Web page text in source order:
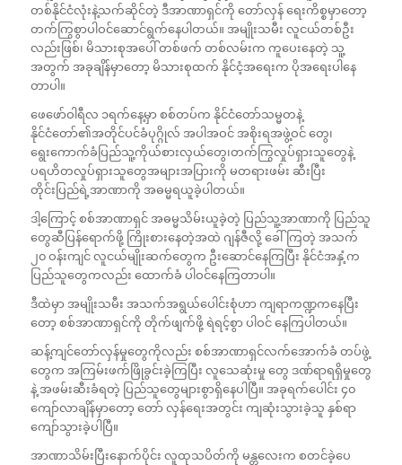
တစ်နိုင်ငံလုံးနဲ့သက်ဆိုင်တဲ့ ဒီအာဏာရှင်ကို တော်လှန် ရေးကိစ္စမှာတော့
တက်ကြွစွာပါဝင်ဆောင်ရွက်နေပါတယ်။ အမျိုးသမီး လူငယ်တစ်ဦး
လည်းဖြစ်၊ မိသားစုအပေါ် တစ်ဖက် တစ်လမ်းက ကူပေးနေတဲ့ သူ့
အတွက် အခုချိန်မှာတော့ မိသားစုထက် နိုင်ငံ့အရေးက ပိုအရေးပါနေ
တာပါ။
ဖေဖော်ဝါရီလ ၁ရက်နေ့မှာ စစ်တပ်က နိုင်ငံတော်သမ္မတနဲ့
နိုင်ငံတော်၏အတိုင်ပင်ခံပုဂ္ဂိုလ် အပါအဝင် အစိုးရအဖွဲ့ဝင် တွေ၊
ရွေးကောက်ခံပြည်သူ့ကိုယ်စားလှယ်တွေ၊တက်ကြွလှုပ်ရှားသူတွေနဲ့
ပရဟိတလှုပ်ရှားသူတွေအများအပြားကို မတရားဖမ်း ဆီးပြီး
တိုင်းပြည်ရဲ့အာဏာကို အဓမ္မရယူခဲ့ပါတယ်။
ဒါ့ကြောင့် စစ်အာဏာရှင် အဓမ္မသိမ်းယူခဲ့တဲ့ ပြည်သူ့အာဏာကို ပြည်သူ
တွေဆီပြန်ရောက်ဖို့ ကြိုးစားနေတဲ့အထဲ ဂျန်ဇီလို့ ခေါ်ကြတဲ့ အသက်
၂၀ ဝန်းကျင် လူငယ်မျိုးဆက်တွေက ဦးဆောင်နေကြပြီး နိုင်ငံအနှံ့က
ပြည်သူတွေကလည်း ထောက်ခံ ပါဝင်နေကြတာပါ။
ဒီထဲမှာ အမျိုးသမီး အသက်အရွယ်ပေါင်းစုံဟာ ကျရာကဏ္ဍကနေပြီး
တော့ စစ်အာဏာရှင်ကို တိုက်ဖျက်ဖို့ ရဲရင့်စွာ ပါဝင် နေကြပါတယ်။
ဆန့်ကျင်တော်လှန်မှုတွေကိုလည်း စစ်အာဏာရှင်လက်အောက်ခံ တပ်ဖွဲ့
တွေက အကြမ်းဖက်ဖြိုခွင်းခဲ့ကြပြီး လူသေဆုံးမှု တွေ ဒဏ်ရာရရှိမှုတွေ
နဲ့ အဖမ်းဆီးခံရတဲ့ ပြည်သူတွေများစွာရှိနေပါပြီ။ အခုရက်ပေါင်း ၄၀
ကျော်လာချိန်မှာတော့ တော် လှန်ရေးအတွင်း ကျဆုံးသွားခဲ့သူ နှစ်ရာ
ကျော်သွားခဲ့ပါပြီ။
အာဏာသိမ်းပြီးနောက်ပိုင်း လူထုသပိတ်ကို မန္တလေးက စတင်ခဲ့ပေ